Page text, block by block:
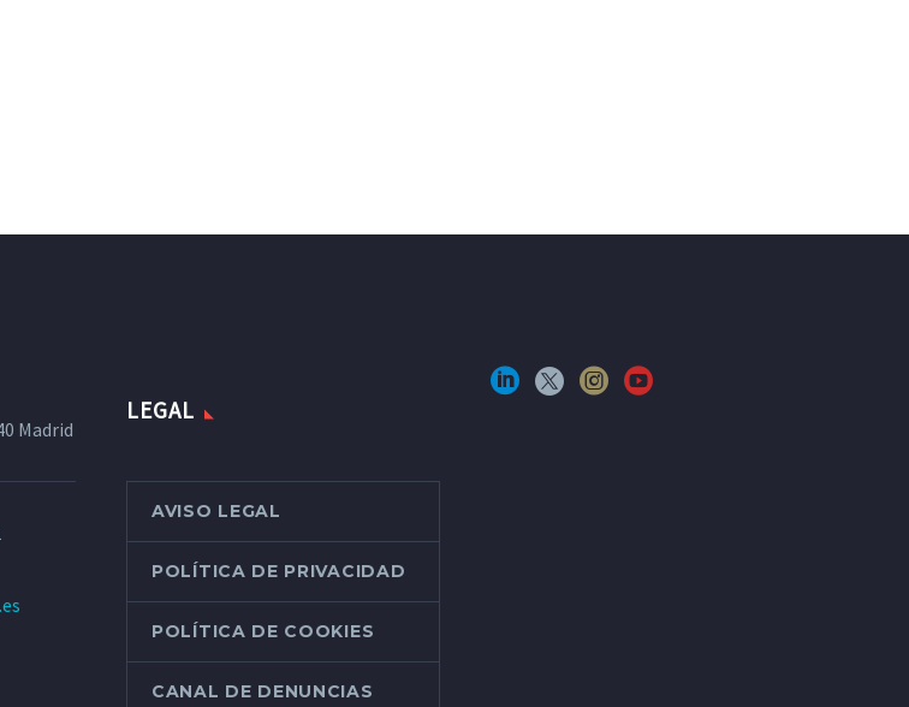
Madrid
LEGAL
AVISO LEGAL
POLÍTICA DE PRIVACIDAD
POLÍTICA DE COOKIES
CANAL DE DENUNCIAS